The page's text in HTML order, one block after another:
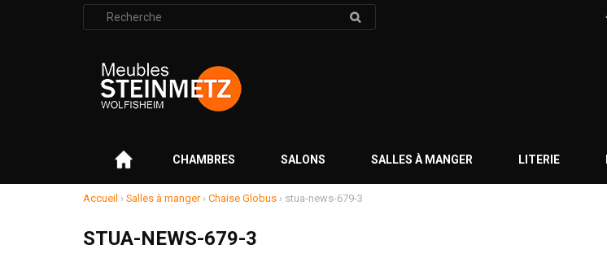
Rechercher
:
CHAMBRES SALONS SALLES À MANGER LITERIE
Accueil › Salles à manger› Chaise Globus › stua-news-679-3
STUA-NEWS-679-3